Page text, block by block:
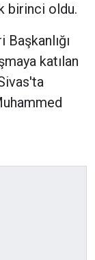
birinci oldu.
katılan